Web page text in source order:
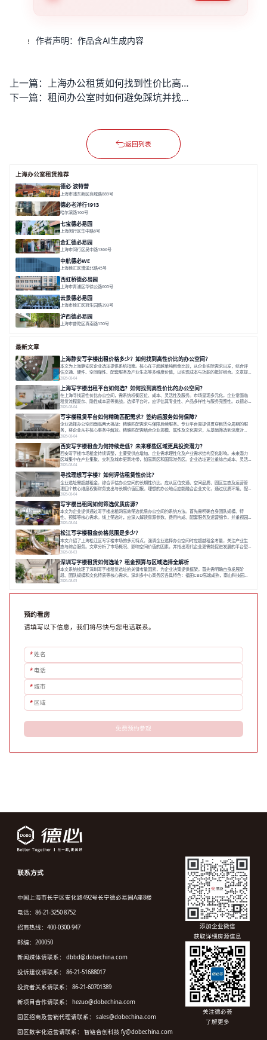
作者声明：作品含AI生成内容
上一篇：
上海办公租赁如何找到性价比高且交利的办公空间？
下一篇：
租间办公室时如何避免踩坑并找到性价比很高的选择？
返回列表
上海办公室租赁推荐
德必·波特营
上海市浦东新区商城路889号
德必老洋行1913
哈尔滨路160号
七宝德必易园
上海闵行区华中路6号
金汇德必易园
上海市闵行区吴中路1366号
中航德必WE
上海徐汇区漕溪北路45号
西虹桥德必易园
上海市青浦区华徐公路605号
云景德必易园
上海市徐汇区冠生园路393号
沪西德必易园
上海市普陀区真南路150号
最新文章
上海静安写字楼出租价格多少？如何找到高性价比的办公空间？
本文为上海静安区企业选址提供系统指南。核心在于超越单纯租金比较，从企业实际需求出发，综合评
估交通、硬件、空间弹性、配套服务及产业生态等多维度价值，以实现成本与功能的挺好组合。文章提
出打破固定工位思维，采用精装灵活空间与共享配套以提升性价比，并通过不同规模企业的实际案例加
以说明。之后指出，专业运营服务商提供的稳定环境、社群活动与产业集聚等增值服务，是很大化空间
价值、助力企业成长的关键。对于许多在
2026-08-04
上海写字楼出租平台如何选？如何找到高性价比的办公空间？
在上海寻找高性价比办公空间，需系统权衡区位、成本、灵活性及服务。市场呈现多元化，企业常面临
租赁流程复杂、隐性成本高等挑战。选择平台时，应评估其专业性、产品多样性与服务完整性。以德必
为例，其提供从空间到生态的解决方案，通过特色园区、灵活产品和丰富配套，满足不同企业需求。企
业应明确自身需求，实地考察，选择能支持长期发展、提升竞争力的办公空间。在上海寻找合适的办公
空间，对于企业行政负责人、中小企业主
2026-08-04
写字楼租赁平台如何精确匹配需求？签约后服务如何保障？
企业选择办公空间面临两大挑战：精确匹配需求与保障后续服务。专业平台需提供贯穿租赁全周期的服
务，将企业从非核心事务中解放。精确匹配需结合企业规模、属性及文化需求，从基础筛选到深度对
接；签约后则需构建覆盖硬件运维、共享配套及专业物业的全周期保障体系。德必集团通过标准化服务
与个性化运营结合，以全国布局和产业生态圈为企业提供稳定支持，体现了从信息撮合到深度服务的能
力转变。在为企业寻找办公空间的过程中，
2026-08-04
西安写字楼租金为何持续走低？未来哪些区域更具投资潜力？
西安写字楼市场租金持续调整，主要受供应增加、企业需求理性化及产业需求结构变化影响。未来潜力
区域集中在产业集聚、交利及城市更新地带，如高新区和国际港务区。企业选址更注重综合成本、灵活
性与员工体验，倾向于提供全包式服务的办公空间。专业运营方通过空间优化与社群服务，助力企业成
长，推动市场向多元化、高性价比方向发展。近年来，西安写字楼市场呈现出租金持续调整的态势，这
一现象引发了的广泛关注。作为西部重要
2026-08-04
寻找理想写字楼？如何评估租赁性价比？
企业选址需超越租金，综合评估办公空间的长期性价比。应从区位交通、空间品质、园区生态及运营管
理四个核心维度权衡财务支出与长期价值回报。理想的办公地点应能融合企业文化，通过优质环境、配
套服务及社群资源赋能业务增长，实现成本与价值的平衡。对于许多正在成长或寻求稳定发展的企业而
言，寻找一处合适的办公空间是一项至关重要的决策。这不仅关系到团队的日常工作效率与协作氛围，
更直接影响着企业的品牌形象、运营成本
2026-08-04
写字楼出租网如何筛选优质房源？
本文为企业提供通过写字楼出租网高效筛选优质办公空间的系统方法。首先需明确自身团队规模、特
性、预算等核心需求。线上筛选时，应深入解读房源参数、费用构成、配套服务及运营细节，并重视园
区产业生态与交通区位价值。同时，需考察运营方的品牌背景与持续服务能力。完成线上初选后，必须
进行线下实地验证，核对空间实景、测试设施、感受园区氛围并确认合同条款，从而做出精确决策。在
数字化时代，写字楼出租网已成为企业寻找
2026-08-04
松江写字楼租金价格范围是多少？
本文介绍了上海松江区写字楼市场的多元特点，强调企业选择办公空间时应超越租金考量，关注产业生
态与综合服务。文章分析了市场概况、影响空间价值的因素，并指出现代企业更需能促进发展的平台型
空间。之后，以德必集团为例，说明运营方如何通过构建服务生态助力企业成长，建议企业系统评估需
求与长期价值，选择匹配的发展载体。对于许多寻求在上海松江区设立或扩展办公空间的企业而言，了
解该区域的写字楼市场概况是决策的首先
2026-08-03
深圳写字楼租赁如何选址？租金预算与区域选择全解析
本文系统梳理了深圳写字楼租赁选址的关键考量因素，为企业决策提供框架。首先需明确自身发展阶
段、团队规模和文化特质等核心需求。深圳多中心商务区各具特色：福田CBD高端成熟，南山科技园创
新活力强，前海具政策优势。除传统写字楼外，创意产业园注重生态与社群，适合文创、科技类企业。
款。选址是综合性战略决策，旨在让办公
2026-08-03
预约看房
请填写以下信息，我们将尽快与您电话联系。
*姓名
* 电话
*城市
* 区域
免费预约参观
联系方式
中国上海市长宁区安化路492号长宁德必易园A座8楼
电话：86-21-3250 8752
招商热线：400-0300-947
邮编：200050
新闻媒体请联系： dbbd@dobechina.com
投诉建议请联系： 86-21-51688017
投资者关系请联系： 86-21-60701389
新项目合作请联系： hezuo@dobechina.com
园区招商及营销代理请联系： sales@dobechina.com
园区数字化运营请联系： 智链合创科技 fy@dobechina.com
添加企业微信
获取详细房源信息
关注德必荟
了解更多